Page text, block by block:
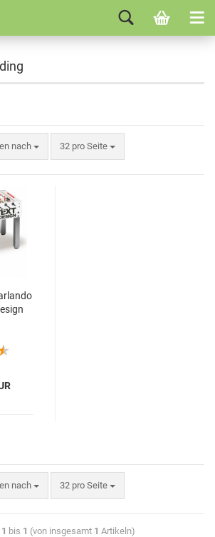
nach 32 pro Seite
nach 32 pro Seite
1 bis 1 (von insgesamt 1 Artikeln)